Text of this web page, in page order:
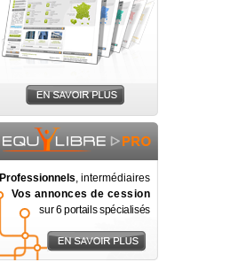
Professionnels, intermédiaires
Vos annonces de cession
sur 6 portails spécialisés